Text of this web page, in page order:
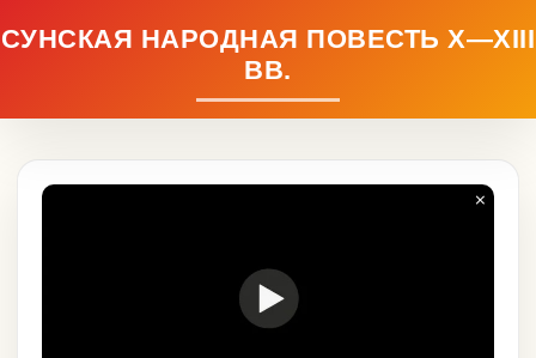
СУНСКАЯ НАРОДНАЯ ПОВЕСТЬ Х—XIII
ВВ.